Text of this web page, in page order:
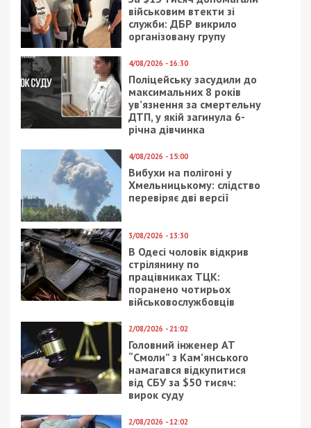
військовим втекти зі
служби: ДБР викрило
організовану групу
4/08/2026 - 16:30
Поліцейську засудили до
максимальних 8 років
ув’язнення за смертельну
ДТП, у якій загинула 6-
річна дівчинка
4/08/2026 - 15:00
Вибухи на полігоні у
Хмельницькому: слідство
перевіряє дві версії
3/08/2026 - 13:30
В Одесі чоловік відкрив
стрілянину по
працівниках ТЦК:
поранено чотирьох
військовослужбовців
2/08/2026 - 21:02
Головний інженер АТ
“Смоли” з Кам’янського
намагався відкупитися
від СБУ за $50 тисяч:
вирок суду
2/08/2026 - 12:02